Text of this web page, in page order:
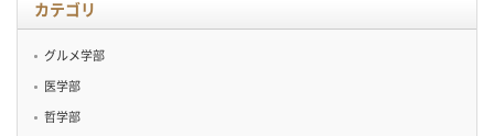
カテゴリ
グルメ学部
医学部
哲学部